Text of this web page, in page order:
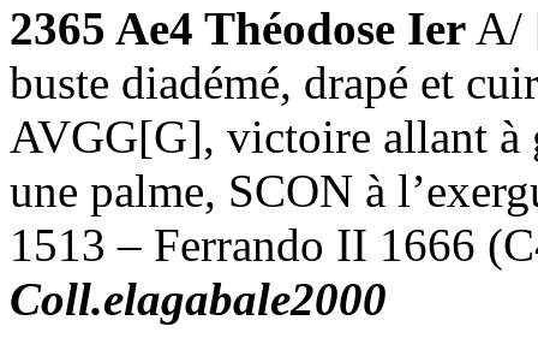
2365 Ae4 Théodose Ier A/
buste diadémé, drapé et
AVGG[G], victoire allant à
une palme, SCON à
1513 – Ferrando II 1666
Coll.elagabale2000